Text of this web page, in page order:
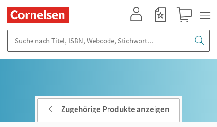
Zugehörige Produkte anzeigen